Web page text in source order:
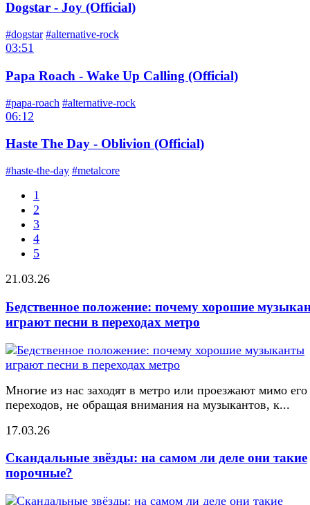
Dogstar - Joy (Official)
#dogstar #alternative-rock
03:51
Papa Roach - Wake Up Calling (Official)
#papa-roach #alternative-rock
06:12
Haste The Day - Oblivion (Official)
#haste-the-day #metalcore
1
2
3
4
5
21.03.26
Бедственное положение: почему хорошие
играют песни в переходах метро
Многие из нас заходят в метро или проезжают мимо его
переходов, не обращая внимания на музыкантов, к...
17.03.26
Скандальные звёзды: на самом ли деле они такие
порочные?